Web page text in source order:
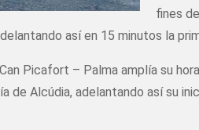
fines
así en 15 minutos la
Picafort – Palma amplía su
de Alcúdia, adelantando así su